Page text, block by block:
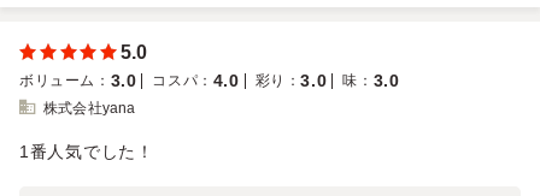
5.0
ボリューム ： 3.0 コスパ ： 4.0 彩り ：3.0 味 ： 3.0
株式会社yana
1番人気でした！